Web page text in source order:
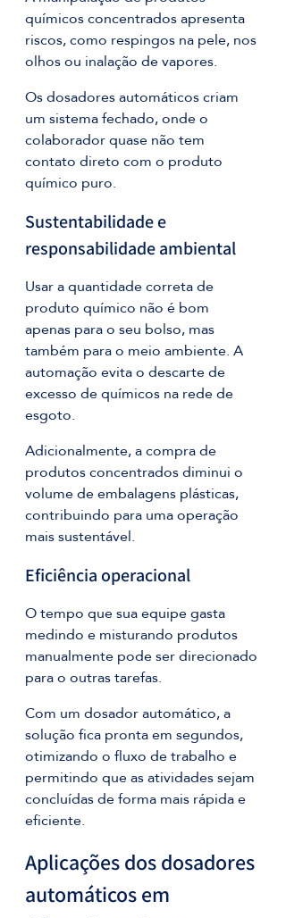
químicos concentrados apresenta
riscos, como respingos na pele, nos
olhos ou inalação de vapores.
Os dosadores automáticos criam
um sistema fechado, onde o
colaborador quase não tem
contato direto com o produto
químico puro.
Sustentabilidade e
responsabilidade ambiental
Usar a quantidade correta de
produto químico não é bom
apenas para o seu bolso, mas
também para o meio ambiente. A
automação evita o descarte de
excesso de químicos na rede de
esgoto.
Adicionalmente, a compra de
produtos concentrados diminui o
volume de embalagens plásticas,
contribuindo para uma operação
mais sustentável.
Eficiência operacional
O tempo que sua equipe gasta
medindo e misturando produtos
manualmente pode ser direcionado
para o outras tarefas.
Com um dosador automático, a
solução fica pronta em segundos,
otimizando o fluxo de trabalho e
permitindo que as atividades sejam
concluídas de forma mais rápida e
eficiente.
Aplicações dos dosadores
automáticos em